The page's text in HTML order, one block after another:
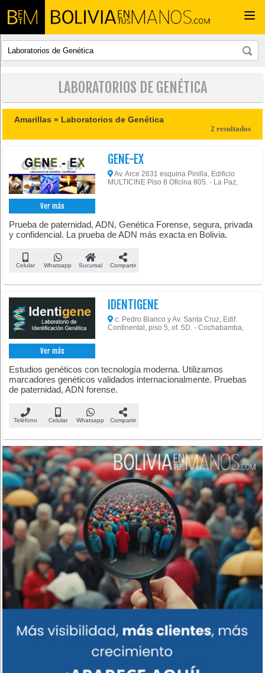
LABORATORIOS DE GENÉTICA
Amarillas » Laboratorios de Genética
2 resultados
Ver más
GENE-EX
Av. Arce 2631 esquina Pinilla, Edificio
MULTICINE Piso 8 Oficina 805. - La Paz,
Prueba de paternidad, ADN, Genética Forense, segura, privada
y confidencial. La prueba de ADN más exacta en Bolivia.
Celular Whatsapp Sucursal Compartir
Ver más
IDENTIGENE
c. Pedro Blanco y Av. Santa Cruz, Edif.
Continental, piso 5, of. 5D. - Cochabamba,
Estudios genéticos con tecnología moderna. Utilizamos
marcadores genéticos validados internacionalmente. Pruebas
de paternidad, ADN forense.
Teléfono Celular Whatsapp Compartir